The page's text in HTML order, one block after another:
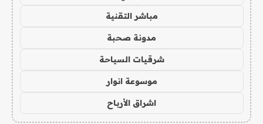
مباشر التقنية
مدونة صحبة
شرقيات السياحة
موسوعة انوار
اشراق الأرباح